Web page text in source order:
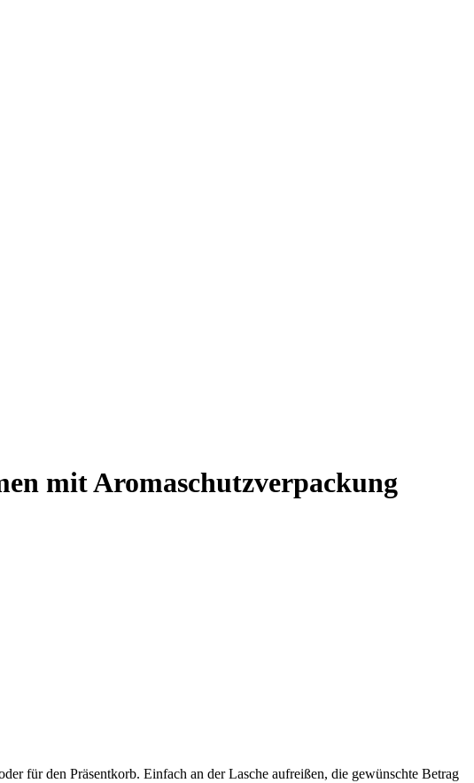
mit Aromaschutzverpackung
für den Präsentkorb. Einfach an der Lasche aufreißen, die gewünschte Betrag